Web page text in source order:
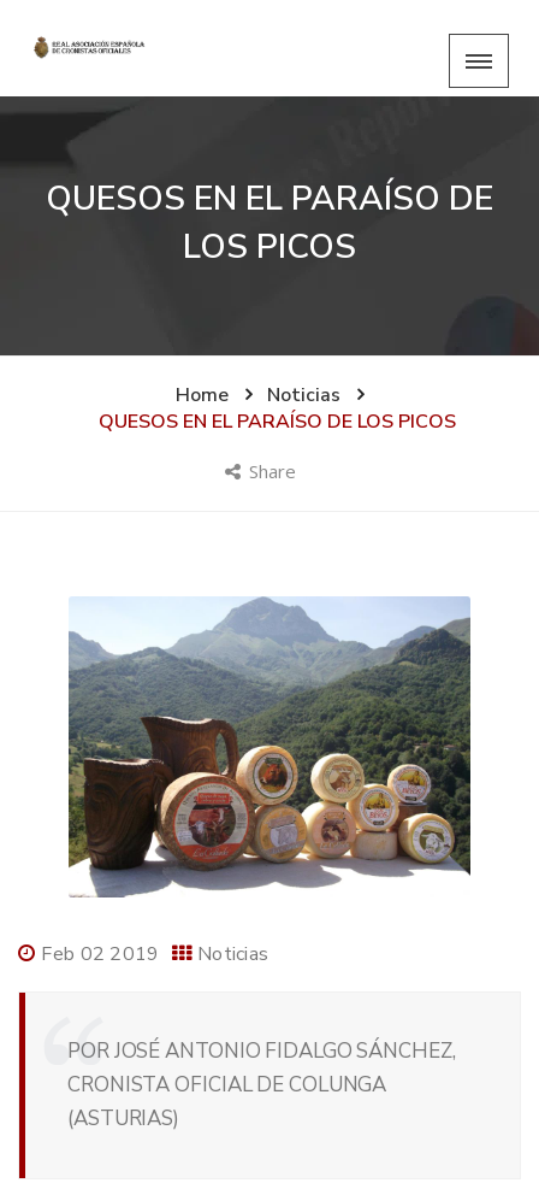
QUESOS EN EL PARAÍSO DE
LOS PICOS
Home
Noticias
QUESOS EN EL PARAÍSO DE LOS PICOS
Share
Feb 02 2019 Noticias
POR JOSÉ ANTONIO FIDALGO SÁNCHEZ,
CRONISTA OFICIAL DE COLUNGA
(ASTURIAS)